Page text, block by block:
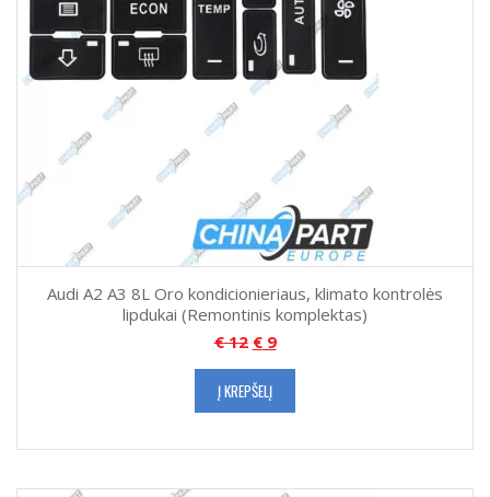
Audi A2 A3 8L Oro kondicionieriaus, klimato kontrolės
lipdukai (Remontinis komplektas)
€12 €9
Į KREPŠELĮ